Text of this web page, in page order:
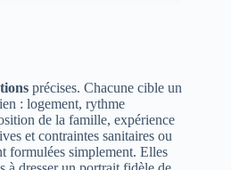
précises. Chacune cible un
: logement, rythme
de la famille, expérience
et contraintes sanitaires ou
formulées simplement. Elles